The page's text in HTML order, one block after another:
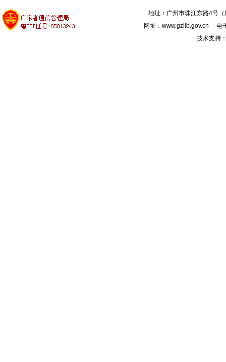
地址：广州市珠江东路4
网址：www.gzlib.gov.cn 电
技术支持